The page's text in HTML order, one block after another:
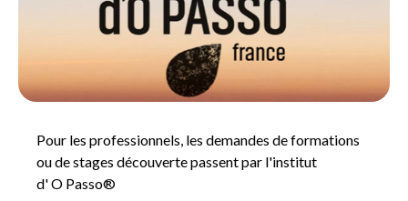
Pour les professionnels, les demandes de formations
ou de stages découverte passent par l'institut
d' O Passo®